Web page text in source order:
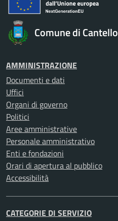
Comune di Cantello
AMMINISTRAZIONE
Documenti e dati
Uffici
Organi di governo
Politici
Aree amministrative
Personale amministrativo
Enti e fondazioni
Orari di apertura al pubblico
Accessibilità
CATEGORIE DI SERVIZIO